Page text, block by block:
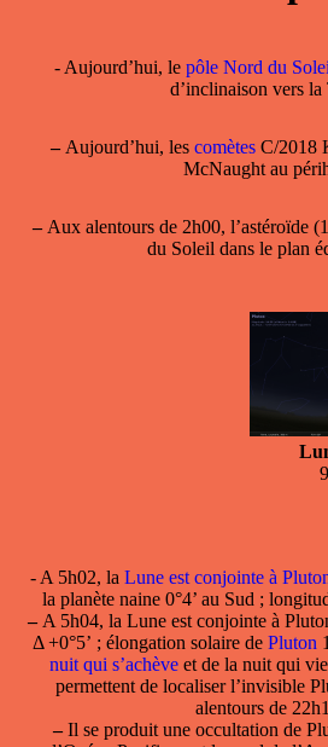
- Aujourd’hui, le pôle Nord du
d’inclinaison vers la
–Aujourd’hui, les comètes C/2018
McNaught au
–Aux alentours de 2h00, l’astéroïde
du Soleil dans le plan
- A 5h02, la Lune est conjointe à
la planète naine 0°4’ au Sud ;
–A 5h04, la Lune est conjointe à
Δ +0°5’ ; élongation solaire de Pluton
nuit qui s’achève et de la nuit qui
permettent de localiser l’invisible
alentours de
–Il se produit une occultation de